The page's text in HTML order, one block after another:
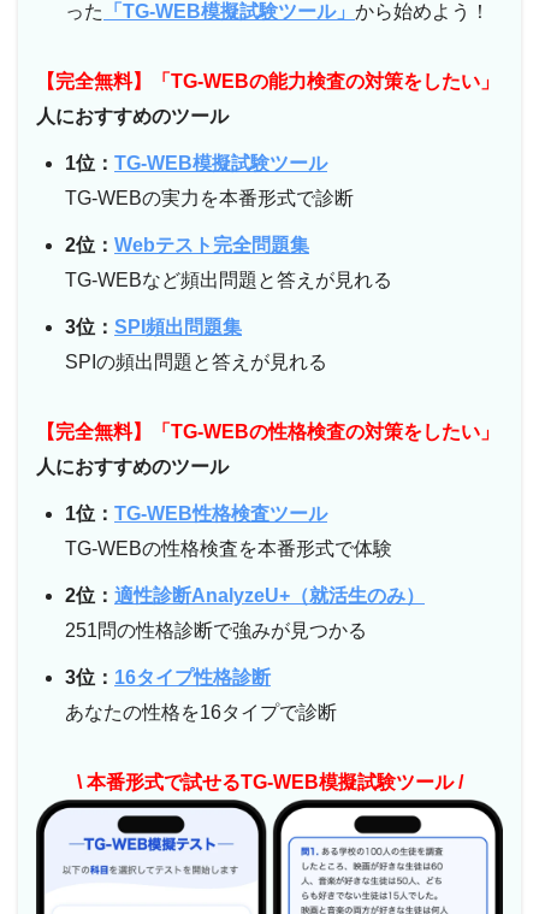
った
「TG-WEB模擬試験ツール」 から始めよう！
【完全無料】「TG-WEBの能力検査の対策をしたい」
人におすすめのツール
1位： TG-WEB模擬試験ツール
TG-WEBの実力を本番形式で診断
2位： Webテスト完全問題集
TG-WEBなど頻出問題と答えが見れる
3位： SPI頻出問題集
SPIの頻出問題と答えが見れる
【完全無料】「TG-WEBの性格検査の対策をしたい」
人におすすめのツール
1位： TG-WEB性格検査ツール
TG-WEBの性格検査を本番形式で体験
2位： 適性診断AnalyzeU+（就活生のみ）
251問の性格診断で強みが見つかる
3位： 16タイプ性格診断
あなたの性格を16タイプで診断
\ 本番形式で試せるTG-WEB模擬試験ツール /